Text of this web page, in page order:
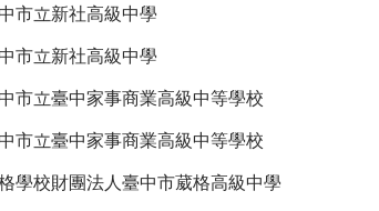
市立新社高級中學
市立新社高級中學
市立臺中家事商業高級中等學校
市立臺中家事商業高級中等學校
學校財團法人臺中市葳格高級中學